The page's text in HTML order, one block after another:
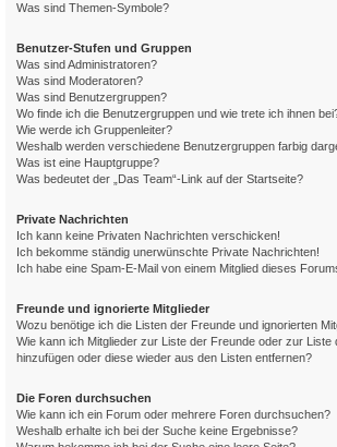
Was sind Themen-Symbole?
Benutzer-Stufen und Gruppen
Was sind Administratoren?
Was sind Moderatoren?
Was sind Benutzergruppen?
Wo finde ich die Benutzergruppen und wie trete ich ihnen
Wie werde ich Gruppenleiter?
Weshalb werden verschiedene Benutzergruppen farbig
Was ist eine Hauptgruppe?
Was bedeutet der „Das Team“-Link auf der Startseite?
Private Nachrichten
Ich kann keine Privaten Nachrichten verschicken!
Ich bekomme ständig unerwünschte Private Nachrichten!
Ich habe eine Spam-E-Mail von einem Mitglied dieses
Freunde und ignorierte Mitglieder
Wozu benötige ich die Listen der Freunde und ignorierten
Wie kann ich Mitglieder zur Liste der Freunde oder zur Liste
hinzufügen oder diese wieder aus den Listen entfernen?
Die Foren durchsuchen
Wie kann ich ein Forum oder mehrere Foren durchsuchen?
Weshalb erhalte ich bei der Suche keine Ergebnisse?